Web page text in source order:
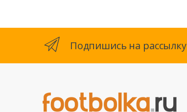
Подпишись на рассылку